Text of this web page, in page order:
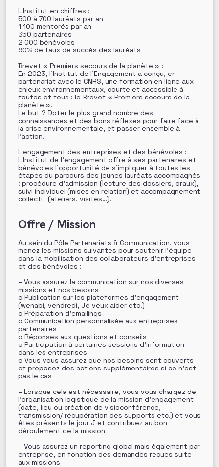
L’Institut en chiffres :
500 à 700 lauréats par an
1 100 mentorés par an
350 partenaires
2 000 bénévoles
90% de taux de succès des lauréats
Brevet « Premiers secours de la planète » :
En 2023, l’Institut de l’Engagement a conçu, en
partenariat avec le CNRS, une formation en ligne aux
enjeux environnementaux, courte et accessible à
toutes et tous : le Brevet « Premiers secours de la
planète ».
Le but ? Doter le plus grand nombre des
connaissances et des bons réflexes pour faire face à
la crise environnementale, et passer ensemble à
l’action.
L’engagement des entreprises et des bénévoles :
L’Institut de l’engagement offre à ses partenaires et
bénévoles l’opportunité de s’impliquer à toutes les
étapes du parcours des jeunes lauréats accompagnés
: procédure d’admission (lecture des dossiers, oraux),
suivi individuel (mises en relation) et accompagnement
collectif (ateliers, visites…).
Offre / Mission
Au sein du Pôle Partenariats & Communication, vous
menez les missions suivantes pour soutenir l’équipe
dans la mobilisation des collaborateurs d’entreprises
et des bénévoles :
– Vous assurez la communication sur nos diverses
missions et nos besoins
o Publication sur les plateformes d’engagement
(wenabi, vendredi, Je veux aider etc.)
o Préparation d’emailings
o Communication personnalisée aux entreprises
partenaires
o Réponses aux questions et conseils
o Participation à certaines sessions d’information
dans les entreprises
o Vous vous assurez que nos besoins sont couverts
et proposez des actions supplémentaires si ce n’est
pas le cas
– Lorsque cela est nécessaire, vous vous chargez de
l’organisation logistique de la mission d’engagement
(date, lieu ou création de visioconférence,
transmission/ récupération des supports etc.) et vous
êtes présents le jour J et contribuez au bon
déroulement de la mission
– Vous assurez un reporting global mais également par
entreprise, en fonction des demandes reçues suite
aux missions